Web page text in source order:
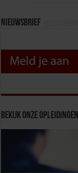
Nieuwsbrief
Bekijk onze opleidingen